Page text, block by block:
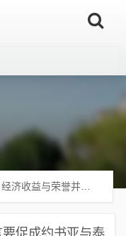
经济收益与荣誉并存：赫恩誓言要促成约书亚与泰森·富里世纪之战
促成约书亚与泰